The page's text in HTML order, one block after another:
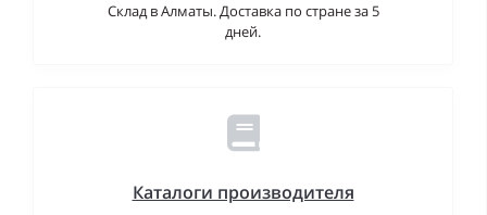
Склад в Алматы. Доставка по стране за 5
дней.
Каталоги производителя